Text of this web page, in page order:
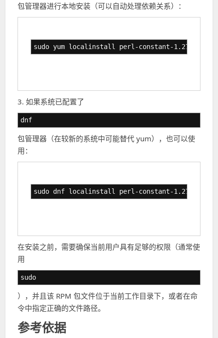
包管理器进行本地安装（可以自动处理依赖关系）：
sudo yum localinstall perl-constant-1.27-
3. 如果系统已配置了
dnf
包管理器（在较新的系统中可能替代 yum），也可以使
用：
sudo dnf localinstall perl-constant-1.27-
在安装之前，需要确保当前用户具有足够的权限（通常使
用
sudo
），并且该 RPM 包文件位于当前工作目录下，或者在命
令中指定正确的文件路径。
参考依据